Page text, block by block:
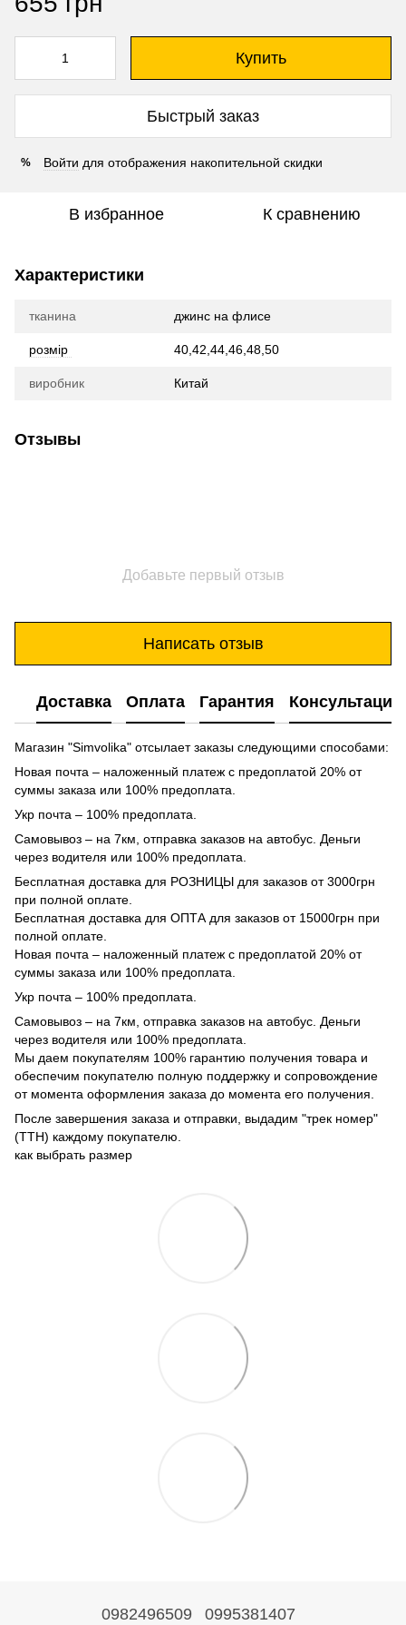
Купить
Быстрый заказ
% Войти для отображения накопительной скидки
В избранное К сравнению
Характеристики
тканина джинс на флисе
розмір 40,42,44,46,48,50
виробник Китай
Отзывы
Добавьте первый отзыв
Написать отзыв
Доставка Оплата Гарантия Консультация
Магазин "Simvolika" отсылает заказы следующими способами:
Новая почта – наложенный платеж с предоплатой 20% от
суммы заказа или 100% предоплата.
Укр почта – 100% предоплата.
Самовывоз – на 7км, отправка заказов на автобус. Деньги
через водителя или 100% предоплата.
Бесплатная доставка для РОЗНИЦЫ для заказов от 3000грн
при полной оплате.
Бесплатная доставка для ОПТА для заказов от 15000грн при
полной оплате.
Новая почта – наложенный платеж с предоплатой 20% от
суммы заказа или 100% предоплата.
Укр почта – 100% предоплата.
Самовывоз – на 7км, отправка заказов на автобус. Деньги
через водителя или 100% предоплата.
Мы даем покупателям 100% гарантию получения товара и
обеспечим покупателю полную поддержку и сопровождение
от момента оформления заказа до момента его получения.
После завершения заказа и отправки, выдадим "трек номер"
(ТТН) каждому покупателю.
как выбрать размер
0982496509 0995381407